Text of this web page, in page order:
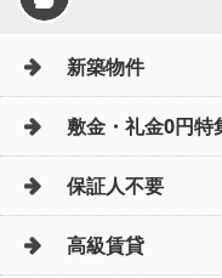
新築物件
敷金・礼金0円特
保証人不要
高級賃貸